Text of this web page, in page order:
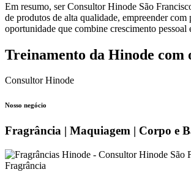
Em resumo, ser Consultor Hinode São
de produtos de alta qualidade, empreender
oportunidade que combine crescimento
Treinamento da Hinode com
Consultor Hinode
Nosso negócio
Fragrância | Maquiagem | Corpo e
Fragrância